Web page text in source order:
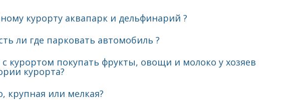
курорту аквапарк и дельфинарий ?
ли где парковать автомобиль ?
курортом покупать фрукты, овощи и молоко у хозяев
курорта?
крупная или мелкая?